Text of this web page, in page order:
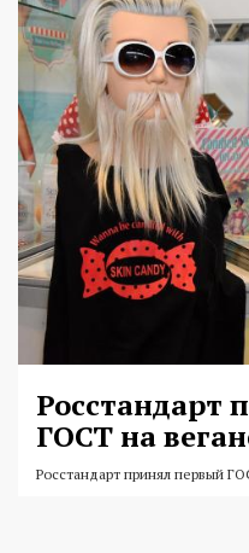
Росстандарт
ГОСТ на
Росстандарт принял первый